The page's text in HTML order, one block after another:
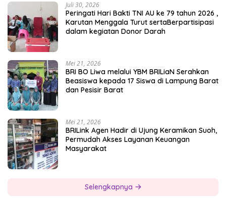
Juli 30, 2026
Peringati Hari Bakti TNI AU ke 79 tahun 2026 ,
Karutan Menggala Turut sertaBerpartisipasi
dalam kegiatan Donor Darah
Mei 21, 2026
BRI BO Liwa melalui YBM BRILiaN Serahkan
Beasiswa kepada 17 Siswa di Lampung Barat
dan Pesisir Barat
Mei 21, 2026
BRILink Agen Hadir di Ujung Keramikan Suoh,
Permudah Akses Layanan Keuangan
Masyarakat
Selengkapnya